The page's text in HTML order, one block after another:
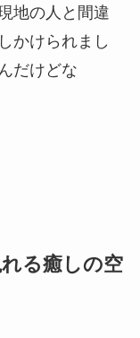
地の人と間違
かけられまし
だけどな
る癒しの空